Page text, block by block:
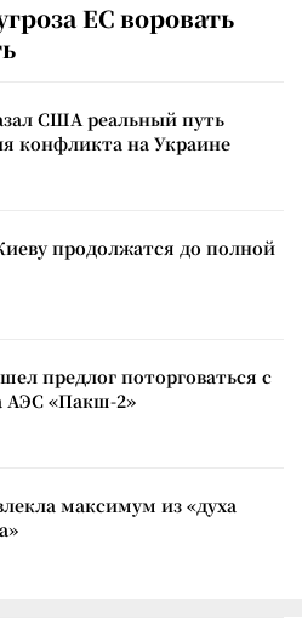
ЕС воровать
США реальный путь
конфликта на Украине
продолжатся до полной
предлог поторговаться с
АЭС «Пакш-2»
максимум из «духа